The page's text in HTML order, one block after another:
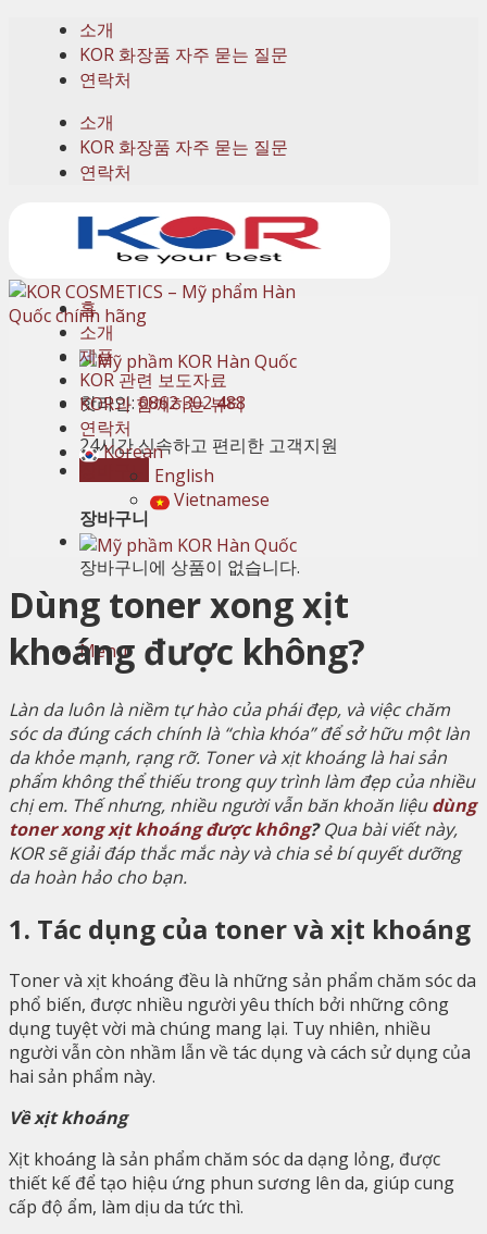
content
소개
KOR 화장품 자주 묻는 질문
연락처
소개
KOR 화장품 자주 묻는 질문
연락처
핫라인:0862 302 488
24시간 신속하고 편리한 고객지원
장바구니
장바구니
장바구니에 상품이 없습니다.
Menu
홈
소개
제품
KOR 관련 보도자료
KOR과 함께하는 뷰티
연락처
Korean
English
Vietnamese
Dùng toner xong xịt
khoáng được không?
Làn da luôn là niềm tự hào của phái đẹp, và việc chăm
sóc da đúng cách chính là “chìa khóa” để sở hữu một làn
da khỏe mạnh, rạng rỡ. Toner và xịt khoáng là hai sản
phẩm không thể thiếu trong quy trình làm đẹp của nhiều
chị em. Thế nhưng, nhiều người vẫn băn khoăn liệudùng
toner xong xịt khoáng được không?Qua bài viết này,
KOR sẽ giải đáp thắc mắc này và chia sẻ bí quyết dưỡng
da hoàn hảo cho bạn.
1. Tác dụng của toner và xịt khoáng
Toner và xịt khoáng đều là những sản phẩm chăm sóc da
phổ biến, được nhiều người yêu thích bởi những công
dụng tuyệt vời mà chúng mang lại. Tuy nhiên, nhiều
người vẫn còn nhầm lẫn về tác dụng và cách sử dụng của
hai sản phẩm này.
Về xịt khoáng
Xịt khoáng là sản phẩm chăm sóc da dạng lỏng, được
thiết kế để tạo hiệu ứng phun sương lên da, giúp cung
cấp độ ẩm, làm dịu da tức thì.